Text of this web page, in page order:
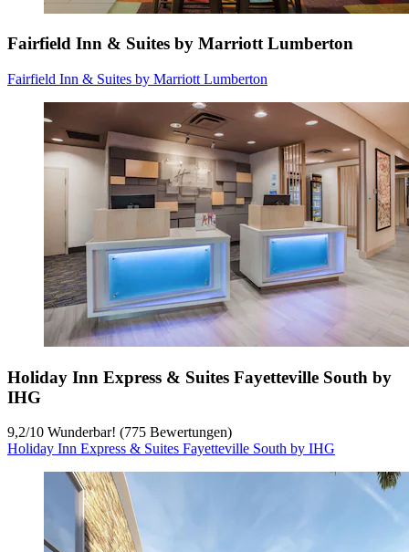
Fairfield Inn & Suites by Marriott Lumberton
Fairfield Inn & Suites by Marriott Lumberton
Holiday Inn Express & Suites Fayetteville South by
IHG
9,2/10 Wunderbar! (775 Bewertungen)
Holiday Inn Express & Suites Fayetteville South by IHG